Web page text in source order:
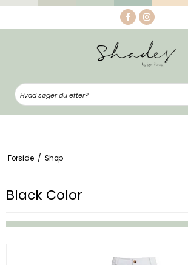
Forside / Shop
Black Color